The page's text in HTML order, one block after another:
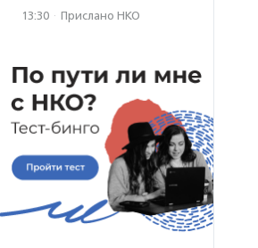
13:30 · Прислано НКО